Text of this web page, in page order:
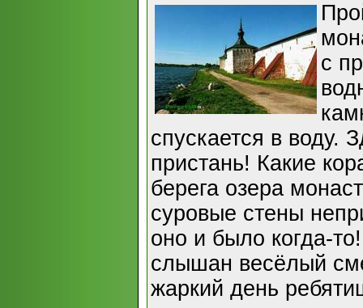
с
спускается в воду.
пристань! Какие
берега озера
суровые стены
оно и было когда-
слышан весёлый
жаркий день